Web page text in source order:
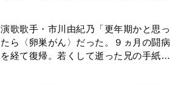
演歌歌手・市川由紀乃「更年期かと思っ
たら〈卵巣がん〉だった。９ヵ月の闘病
を経て復帰。若くして逝った兄の手紙を